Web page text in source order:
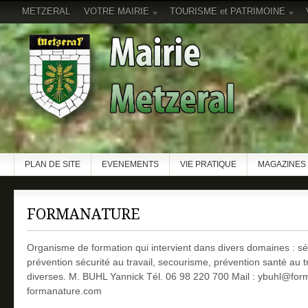
METZERAL VOTRE MAIRIE TOURISME et PATRIMOINE
PLAN DE SITE EVENEMENTS VIE PRATIQUE
FORMANATURE
Organisme de formation qui intervient dans divers domaines :
prévention sécurité au travail, secourisme, prévention santé au
diverses. M. BUHL Yannick Tél. 06 98 220 700 Mail :
formanature.com